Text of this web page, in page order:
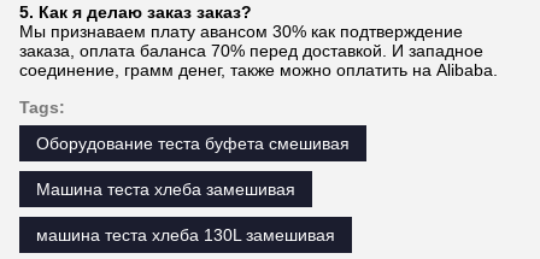
5. Как я делаю заказ заказ?
Мы признаваем плату авансом 30% как подтверждение
заказа, оплата баланса 70% перед доставкой. И западное
соединение, грамм денег, также можно оплатить на Alibaba.
Tags:
Оборудование теста буфета смешивая
Машина теста хлеба замешивая
машина теста хлеба 130L замешивая